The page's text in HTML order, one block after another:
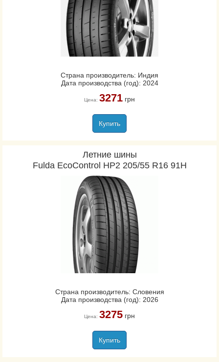
Страна производитель: Индия
Дата производства (год): 2024
Цена: 3271грн
Купить
Летние шины
Fulda EcoControl HP2 205/55 R16 91H
Страна производитель: Словения
Дата производства (год): 2026
Цена: 3275грн
Купить